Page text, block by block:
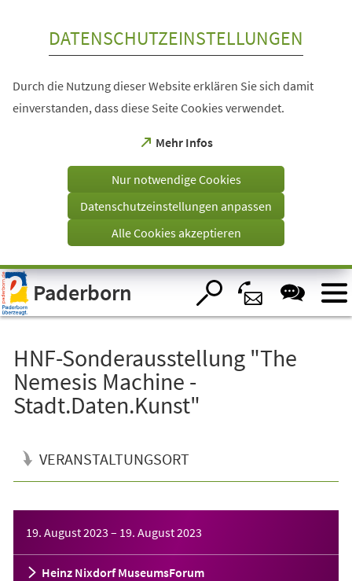
Visuelle
Assistenzsoftware
öffnen.
DATENSCHUTZEINSTELLUNGEN
Durch die Nutzung dieser Website erklären Sie sich damit
einverstanden, dass diese Seite Cookies verwendet.
Mehr Infos
(Öffnet
einem
Tab)
Nur notwendige Cookies
Datenschutzeinstellungen anpassen
Alle Cookies akzeptieren
Paderborn
HNF-Sonderausstellung "The
Nemesis Machine -
Stadt.Daten.Kunst"
VERANSTALTUNGSORT
19. August 2023 – 19. August 2023
Heinz Nixdorf MuseumsForum